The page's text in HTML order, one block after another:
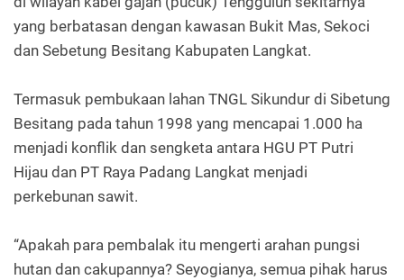
yang berbatasan dengan kawasan Bukit Mas, Sekoci
dan Sebetung Besitang Kabupaten Langkat.
Termasuk pembukaan lahan TNGL Sikundur di Sibetung
Besitang pada tahun 1998 yang mencapai 1.000 ha
menjadi konflik dan sengketa antara HGU PT Putri
Hijau dan PT Raya Padang Langkat menjadi
perkebunan sawit.
“Apakah para pembalak itu mengerti arahan pungsi
hutan dan cakupannya? Seyogianya, semua pihak harus